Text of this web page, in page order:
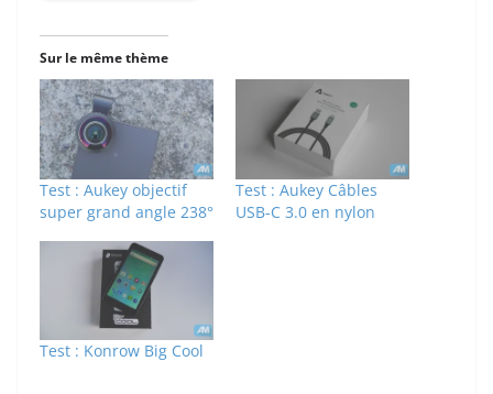
Sur le même thème
Test : Aukey objectif
super grand angle 238°
Test : Aukey Câbles
USB-C 3.0 en nylon
Test : Konrow Big Cool